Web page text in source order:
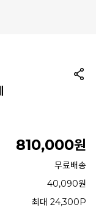
810,000원
무료배송
40,090원
최대 24,300P